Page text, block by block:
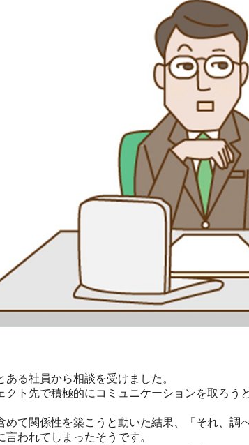
ある社員から相談を受けました。
クト先で積極的にコミュニケーションを取ろう
めて関係性を築こうと動いた結果、「それ、調
言われてしまったそうです。